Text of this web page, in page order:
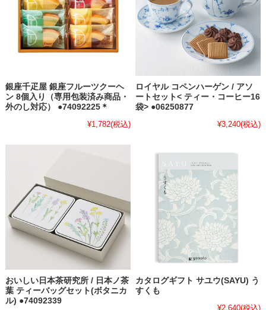
銀座千疋屋 銀座フルーツクーヘ
ン 8個入り（専用包装済み商品・
外のし対応） ●74092225＊
¥1,782(税込)
ロイヤル コペンハーゲン / アソ
ートセット< ティー・コーヒー16
袋> ●06250877
¥3,240(税込)
おいしい日本茶研究所 / 日本ノ茶
葉 ティーバッグセット(ボタニカ
ル) ●74092339
カタログギフト サユウ(SAYU) う
すくも
¥2,640(税込)